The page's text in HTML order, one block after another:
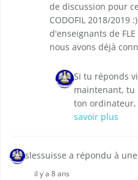
de discussion pour
CODOFIL 2018/2019
d'enseignants de
nous avons déjà
Si tu réponds
maintenant, tu
ton ordinateur,
savoir plus
slessuisse a répondu à
il y a 8 ans